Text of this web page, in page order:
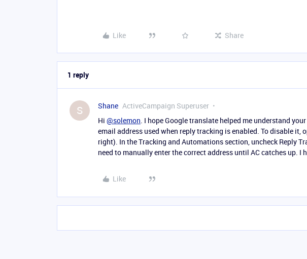
Like Share
1 reply
S Shane ActiveCampaign Superuser
Hi @solemon. I hope Google translate helped me understand
email address used when reply tracking is enabled. To disable it,
right). In the Tracking and Automations section, uncheck Reply
need to manually enter the correct address until AC catches up. I
Like